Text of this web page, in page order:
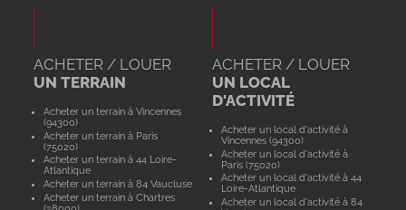
ACHETER / LOUER
UN TERRAIN
Acheter un terrain à Vincennes
(94300)
Acheter un terrain à Paris
(75020)
Acheter un terrain à 44 Loire-
Atlantique
Acheter un terrain à 84 Vaucluse
Acheter un terrain à Chartres
(28000)
ACHETER / LOUER
UN LOCAL
D'ACTIVITÉ
Acheter un local d'activité à
Vincennes (94300)
Acheter un local d'activité à
Paris (75020)
Acheter un local d'activité à 44
Loire-Atlantique
Acheter un local d'activité à 84